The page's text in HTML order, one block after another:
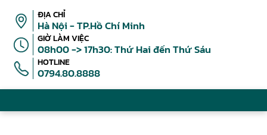
ĐỊA CHỈ
Hà Nội - TP.Hồ Chí Minh
GIỜ LÀM VIỆC
08h00 -> 17h30: Thứ Hai đến Thứ Sáu
HOTLINE
0794.80.8888